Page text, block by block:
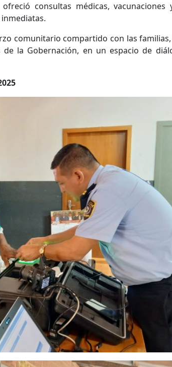
consultas médicas, vacunaciones
comunitario compartido con las
de la Gobernación, en un espacio de